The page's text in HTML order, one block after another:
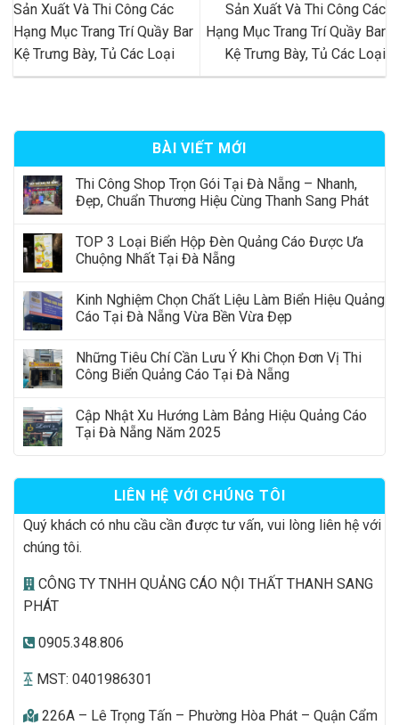
Sản Xuất Và Thi Công Các
Hạng Mục Trang Trí Quầy Bar
Kệ Trưng Bày, Tủ Các Loại
Sản Xuất Và Thi Công Các
Hạng Mục Trang Trí Quầy Bar
Kệ Trưng Bày, Tủ Các Loại
BÀI VIẾT MỚI
Thi Công Shop Trọn Gói Tại Đà Nẵng – Nhanh,
Đẹp, Chuẩn Thương Hiệu Cùng Thanh Sang Phát
TOP 3 Loại Biển Hộp Đèn Quảng Cáo Được Ưa
Chuộng Nhất Tại Đà Nẵng
Kinh Nghiệm Chọn Chất Liệu Làm Biển Hiệu Quảng
Cáo Tại Đà Nẵng Vừa Bền Vừa Đẹp
Những Tiêu Chí Cần Lưu Ý Khi Chọn Đơn Vị Thi
Công Biển Quảng Cáo Tại Đà Nẵng
Cập Nhật Xu Hướng Làm Bảng Hiệu Quảng Cáo
Tại Đà Nẵng Năm 2025
LIÊN HỆ VỚI CHÚNG TÔI
Quý khách có nhu cầu cần được tư vấn, vui lòng liên hệ với
chúng tôi.
CÔNG TY TNHH QUẢNG CÁO NỘI THẤT THANH SANG
PHÁT
0905.348.806
MST: 0401986301
226A – Lê Trọng Tấn – Phường Hòa Phát – Quận Cẩm